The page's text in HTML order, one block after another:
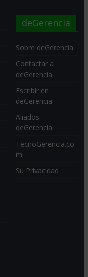
deGerencia
Sobre deGerencia
Contactar a
deGerencia
Escribir en
deGerencia
Aliados
deGerencia
TecnoGerencia.co
m
Su Privacidad